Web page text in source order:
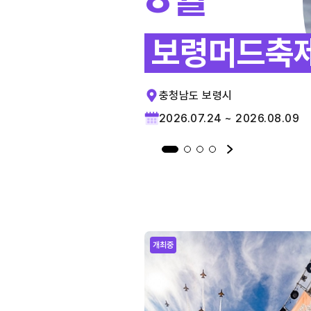
보령머드축
충청남도 보령시
2026.07.24 ~ 2026.08.09
개최중